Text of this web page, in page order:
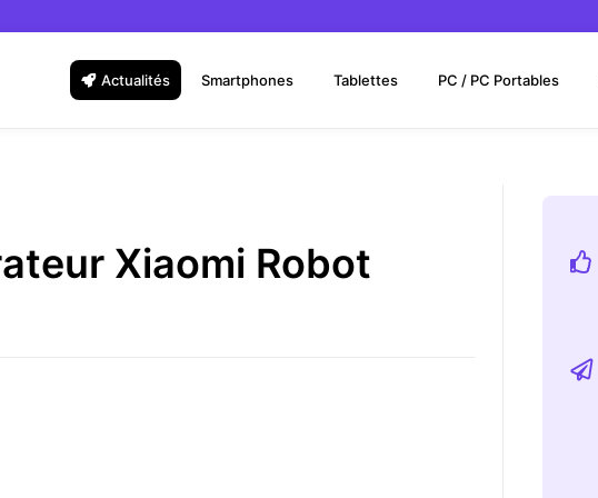
Actualités Smartphones Tablettes PC / PC Portables
Xiaomi Robot